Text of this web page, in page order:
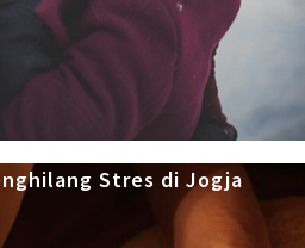
Stres di Jogja